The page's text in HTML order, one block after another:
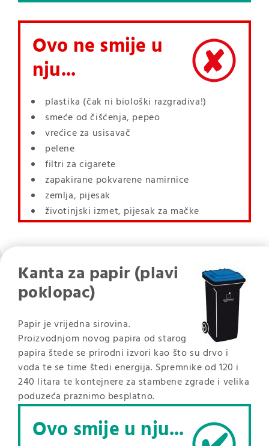
Ovo ne smije u
nju...
plastika (čak ni biološki razgradiva!)
smeće od čišćenja, pepeo
vrećice za usisavač
pelene
filtri za cigarete
zapakirane pokvarene namirnice
zemlja, pijesak
životinjski izmet, pijesak za mačke
Kanta za papir (plavi
poklopac)
Papir je vrijedna sirovina.
Proizvodnjom novog papira od starog
papira štede se prirodni izvori kao što su drvo i
voda te se time štedi energija. Spremnike od 120 i
240 litara te kontejnere za stambene zgrade i velika
poduzeća praznimo besplatno.
Ovo smije u nju...